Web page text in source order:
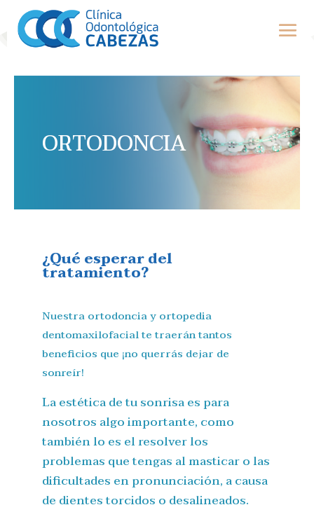
ORTODONCIA
¿Qué esperar del
tratamiento?
Nuestra ortodoncia y ortopedia
dentomaxilofacial te traerán tantos
beneficios que ¡no querrás dejar de
sonreír!
La estética de tu sonrisa es para
nosotros algo importante, como
también lo es el resolver los
problemas que tengas al masticar o las
dificultades en pronunciación, a causa
de dientes torcidos o desalineados.